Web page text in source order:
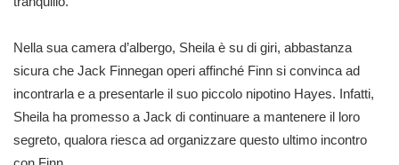
Nella sua camera d’albergo, Sheila è su di giri, abbastanza
sicura che Jack Finnegan operi affinché Finn si convinca ad
incontrarla e a presentarle il suo piccolo nipotino Hayes. Infatti,
Sheila ha promesso a Jack di continuare a mantenere il loro
segreto, qualora riesca ad organizzare questo ultimo incontro